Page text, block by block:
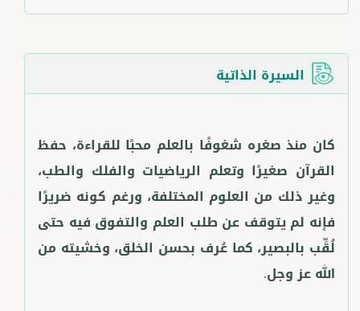
السيرة الذاتية
كان منذ صغره شغوفًا بالعلم محبًا للقراءة، حفظ
القرآن صغيرًا وتعلم الرياضيات والفلك والطب،
وغير ذلك من العلوم المختلفة، ورغم كونه ضريرًا
فإنه لم يتوقف عن طلب العلم والتفوق فيه حتى
لُقِّب بالبصير، كما عُرف بحسن الخلق، وخشيته من